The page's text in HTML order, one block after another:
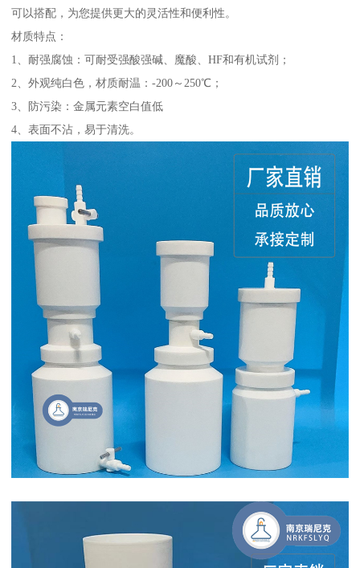
可以搭配，为您提供更大的灵活性和便利性。
材质特点：
1、耐强腐蚀：可耐受强酸强碱、魔酸、HF和有机试剂；
2、外观纯白色，材质耐温：-200～250℃；
3、防污染：金属元素空白值低
4、表面不沾，易于清洗。